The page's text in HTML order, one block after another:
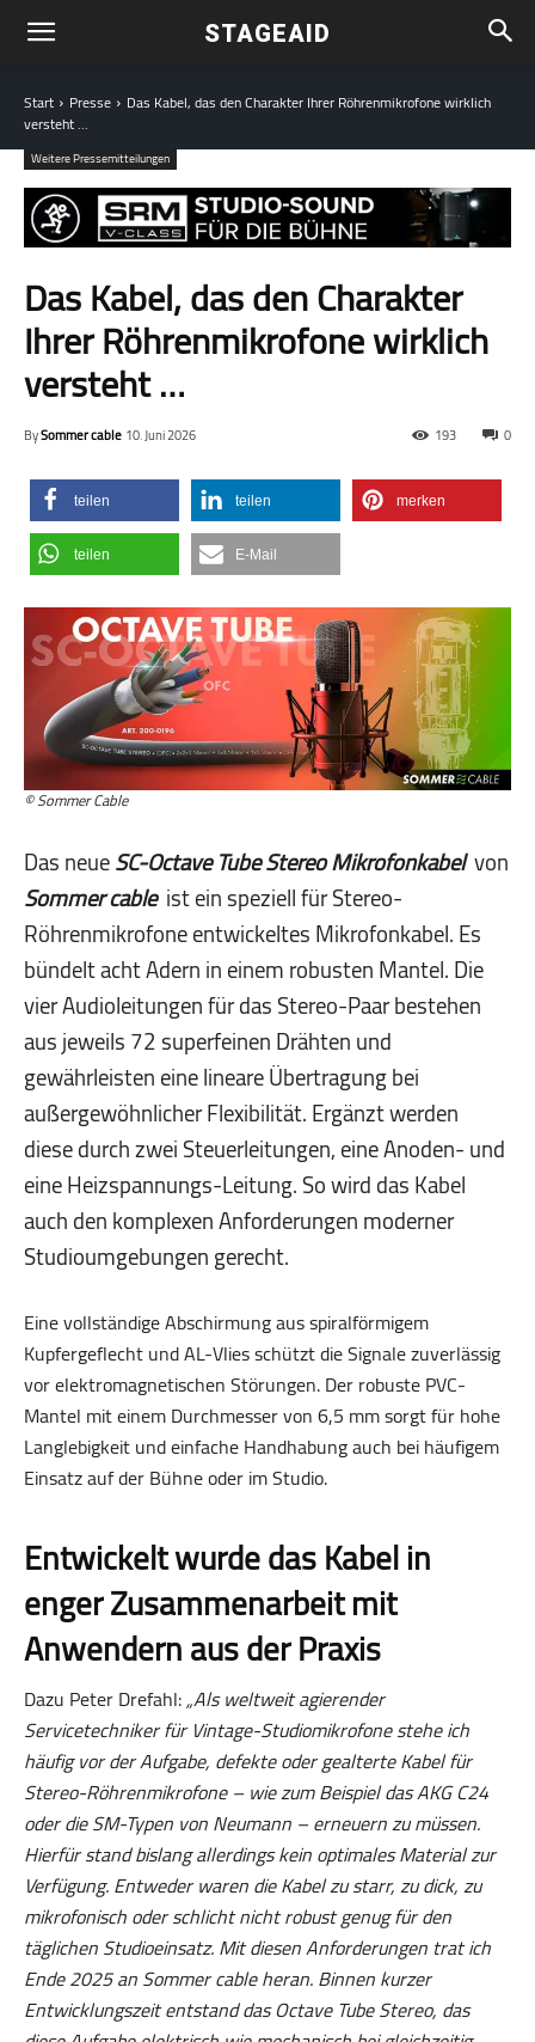
STAGEAID
Start Presse Das Kabel, das den Charakter Ihrer Röhrenmikrofone wirklich
versteht ...
Weitere Pressemitteilungen
Das Kabel, das den Charakter
Ihrer Röhrenmikrofone wirklich
versteht …
BySommer cable 10. Juni 2026 0
193
teilen teilen merken
teilen E-Mail
© Sommer Cable
Das neueSC-Octave Tube Stereo Mikrofonkabelvon
Sommer cableist ein speziell für Stereo-
Röhrenmikrofone entwickeltes Mikrofonkabel. Es
bündelt acht Adern in einem robusten Mantel. Die
vier Audioleitungen für das Stereo-Paar bestehen
aus jeweils 72 superfeinen Drähten und
gewährleisten eine lineare Übertragung bei
außergewöhnlicher Flexibilität. Ergänzt werden
diese durch zwei Steuerleitungen, eine Anoden- und
eine Heizspannungs-Leitung. So wird das Kabel
auch den komplexen Anforderungen moderner
Studioumgebungen gerecht.
Eine vollständige Abschirmung aus spiralförmigem
Kupfergeflecht und AL-Vlies schützt die Signale zuverlässig
vor elektromagnetischen Störungen. Der robuste PVC-
Mantel mit einem Durchmesser von 6,5 mm sorgt für hohe
Langlebigkeit und einfache Handhabung auch bei häufigem
Einsatz auf der Bühne oder im Studio.
Entwickelt wurde das Kabel in
enger Zusammenarbeit mit
Anwendern aus der Praxis
Dazu Peter Drefahl:„Als weltweit agierender
Servicetechniker für Vintage-Studiomikrofone stehe ich
häufig vor der Aufgabe, defekte oder gealterte Kabel für
Stereo-Röhrenmikrofone – wie zum Beispiel das AKG C24
oder die SM-Typen von Neumann – erneuern zu müssen.
Hierfür stand bislang allerdings kein optimales Material zur
Verfügung. Entweder waren die Kabel zu starr, zu dick, zu
mikrofonisch oder schlicht nicht robust genug für den
täglichen Studioeinsatz. Mit diesen Anforderungen trat ich
Ende 2025 an Sommer cable heran. Binnen kurzer
Entwicklungszeit entstand das Octave Tube Stereo, das